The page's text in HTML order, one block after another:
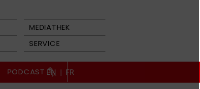
MEDIATHEK
SERVICE
PODCAST EN | FR